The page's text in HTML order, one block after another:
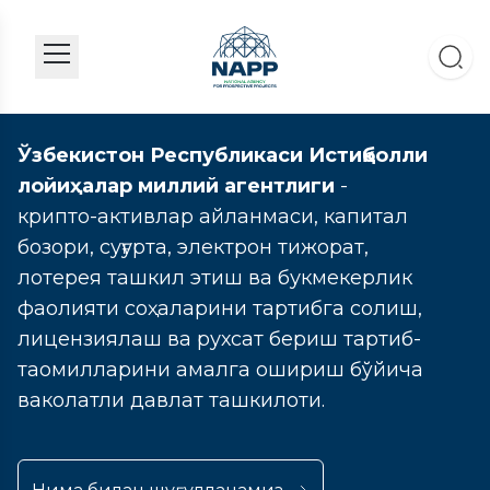
Ўзбекистон Республикаси Истиқболли
лойиҳалар миллий агентлиги -
крипто-активлар айланмаси, капитал
бозори, суғурта, электрон тижорат,
лотерея ташкил этиш ва букмекерлик
фаолияти соҳаларини тартибга солиш,
лицензиялаш ва рухсат бериш тартиб-
таомилларини амалга ошириш бўйича
ваколатли давлат ташкилоти.